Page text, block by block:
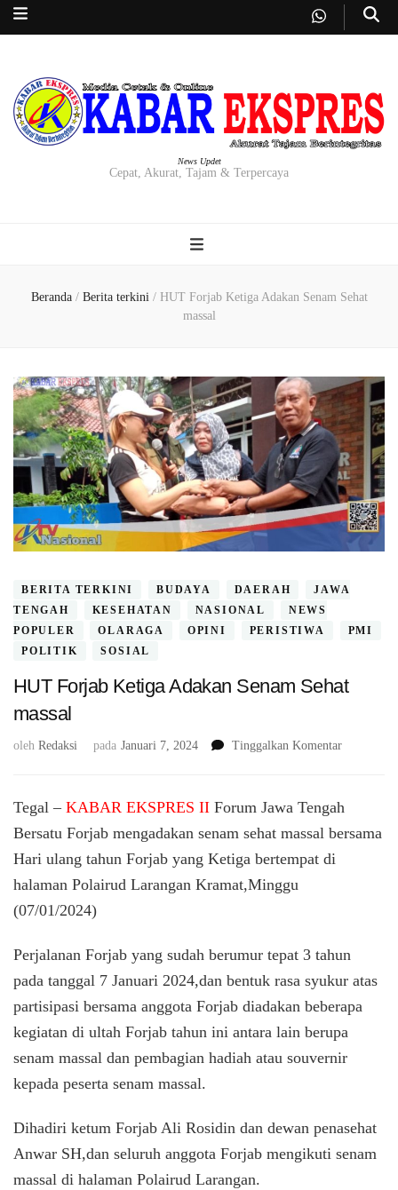
News Updet
Cepat, Akurat, Tajam & Terpercaya
Beranda / Berita terkini / HUT Forjab Ketiga Adakan Senam Sehat
massal
BERITA TERKINI BUDAYA DAERAH
JAWA
TENGAH
KESEHATAN NASIONAL
NEWS
POPULER
OLARAGA OPINI PERISTIWA
PMI
POLITIK
SOSIAL
HUT Forjab Ketiga Adakan Senam Sehat
massal
oleh Redaksi pada Januari 7, 2024 Tinggalkan Komentarpada
Senam
Tegal – KABAR EKSPRES II Forum Jawa Tengah
Bersatu Forjab mengadakan senam sehat massal bersama
Hari ulang tahun Forjab yang Ketiga bertempat di
halaman Polairud Larangan Kramat,Minggu
(07/01/2024)
Perjalanan Forjab yang sudah berumur tepat 3 tahun
pada tanggal 7 Januari 2024,dan bentuk rasa syukur atas
partisipasi bersama anggota Forjab diadakan beberapa
kegiatan di ultah Forjab tahun ini antara lain berupa
senam massal dan pembagian hadiah atau souvernir
kepada peserta senam massal.
Dihadiri ketum Forjab Ali Rosidin dan dewan penasehat
Anwar SH,dan seluruh anggota Forjab mengikuti senam
massal di halaman Polairud Larangan.